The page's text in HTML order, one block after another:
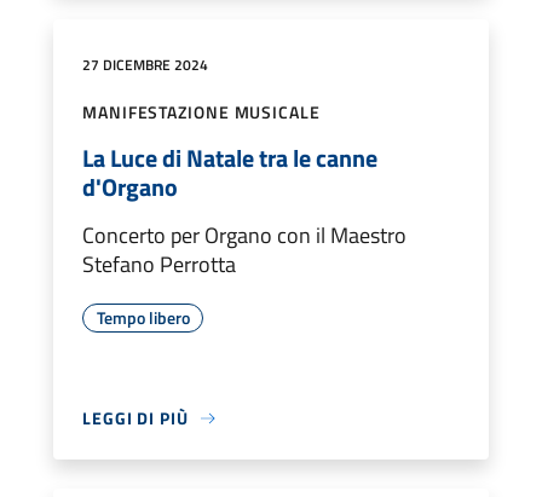
27 DICEMBRE 2024
MANIFESTAZIONE MUSICALE
La Luce di Natale tra le canne
d'Organo
Concerto per Organo con il Maestro
Stefano Perrotta
Tempo libero
LEGGI DI PIÙ